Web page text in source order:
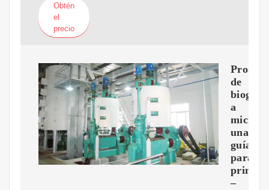
Obtén
el
precio
de
biogás
a
una
guía
para
–